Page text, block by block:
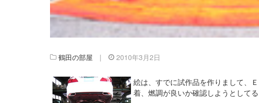
鶴田の部屋 | 2010年3月2日
絵は、すでに試作品を作りまして、
着、燃調が良いか確認しようとしてる